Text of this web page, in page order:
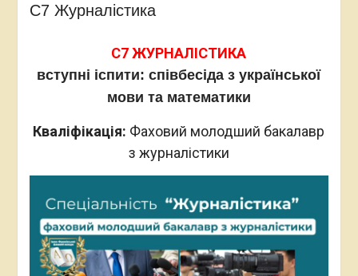
С7 Журналістика
С7 ЖУРНАЛІСТИКА
вступні іспити: співбесіда з української
мови та математики
Кваліфікація: Фаховий молодший бакалавр
з журналістики